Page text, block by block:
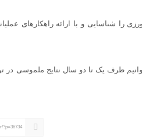
شناسایی و با ارائه راهکارهای
ظرف یک تا دو سال نتایج ملموسی در
?p=36734